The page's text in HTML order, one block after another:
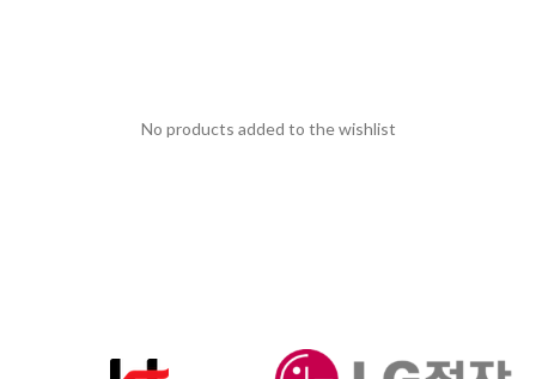
No products added to the wishlist